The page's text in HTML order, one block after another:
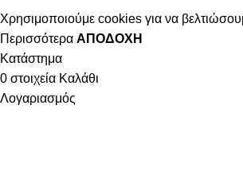
Χρησιμοποιούμε cookies για να
Περισσότερα ΑΠΟΔΟΧΉ
Κατάστημα
0 στοιχεία Καλάθι
Λογαριασμός